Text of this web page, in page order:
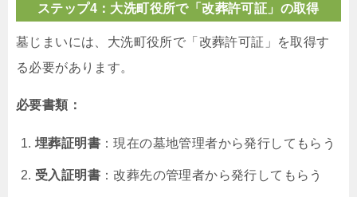
ステップ4：大洗町役所で「改葬許可証」の取得
墓じまいには、大洗町役所で「改葬許可証」を取得す
る必要があります。
必要書類：
埋葬証明書 ：現在の墓地管理者から発行してもらう
受入証明書 ：改葬先の管理者から発行してもらう